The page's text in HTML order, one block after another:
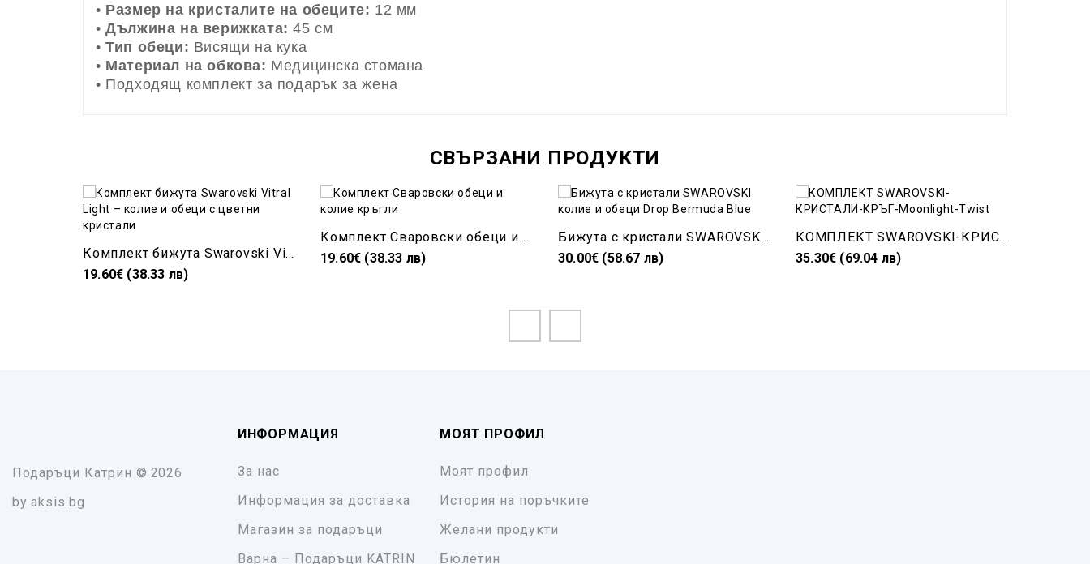
• Размер на кристалите на обеците: 12 мм
•Дължина на верижката: 45 см
•Тип обеци: Висящи на кука
• Материал на обкова: Медицинска стомана
• Подходящ комплект за подарък за жена
СВЪРЗАНИ ПРОДУКТИ
Комплект бижута Swarovski Vitral Light – колие и обеци с цветни кристали
19.60€ (38.33 лв)
Комплект Сваровски обеци и колие кръгли
19.60€ (38.33 лв)
Бижута с кристали SWAROVSKI колие и обеци Drop Bermuda Blue
30.00€ (58.67 лв)
КОМПЛЕКТ SWAROVSKI-КРИСТАЛИ-КРЪГ-Moonlight-Twist
35.30€ (69.04 лв)
Подаръци Катрин © 2026
by aksis.bg
ИНФОРМАЦИЯ
За нас
Информация за доставка
Магазин за подаръци
Варна – Подаръци KATRIN
МОЯТ ПРОФИЛ
Моят профил
История на поръчките
Желани продукти
Бюлетин